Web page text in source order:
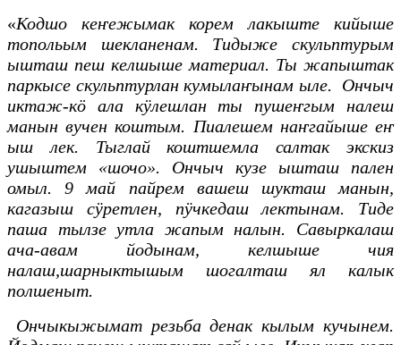
«Кодшо кеҥежымак корем лакыште кийыше
топольым шекланенам. Тидыже скульптурым
ышташ пеш келшыше материал. Ты жапыштак
паркысе скульптурлан кумылаҥынам ыле. Ончыч
иктаж-кӧ ала кӱлешлан ты пушеҥгым налеш
манын вучен коштым. Пиалешем наҥгайыше еҥ
ыш лек. Тыглай коштшемла салтак экскиз
ушыштем «шочо». Ончыч кузе ышташ пален
омыл. 9 май пайрем вашеш шукташ манын,
кагазыш сӱретлен, пӱчкедаш лектынам. Тиде
паша тылзе утла жапым налын. Савыркалаш
ача-авам йодынам, келшыше чия
налаш,шарныктышым шогалташ ял калык
полшеныт.
Ончыкыжымат резьба денак кылым кучынем.